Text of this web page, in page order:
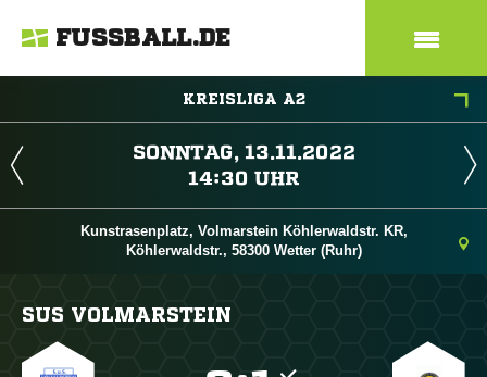
FUSSBALL.DE
KREISLIGA A2
 
 
Kunstrasenplatz, Volmarstein Köhlerwaldstr. KR,
Köhlerwaldstr., 58300 Wetter (Ruhr)
SUS VOLMARSTEIN